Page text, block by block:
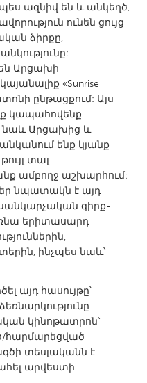
MA
Clay
OH
NC
ազնիվ են և անկեղծ,
ունեն ցույց
ձիրքը,
Արցախի
«Sunrise
ընթացքում: Այս
կապահովենք
նաև Արցախից և
ենք կյանք
տալ
ամբողջ աշխարհում:
նպատակն է այդ
գիրք-
երիտասարդ
ինչպես նաև՝
այդ հասույթը՝
կինոթատրոն՝
հարմարեցված
տեսլականն է
արվեստի